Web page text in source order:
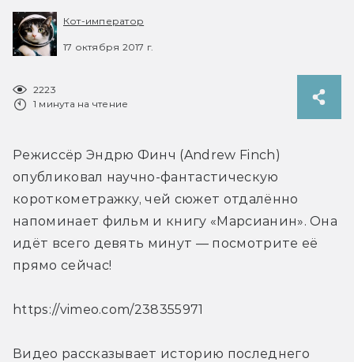
Кот-император
17 октября 2017 г.
2223
1 минута на чтение
Режиссёр Эндрю Финч (Andrew Finch)
опубликовал научно-фантастическую
короткометражку, чей сюжет отдалённо
напоминает фильм и книгу «Марсианин». Она
идёт всего девять минут — посмотрите её
прямо сейчас!
https://vimeo.com/238355971
Видео рассказывает историю последнего